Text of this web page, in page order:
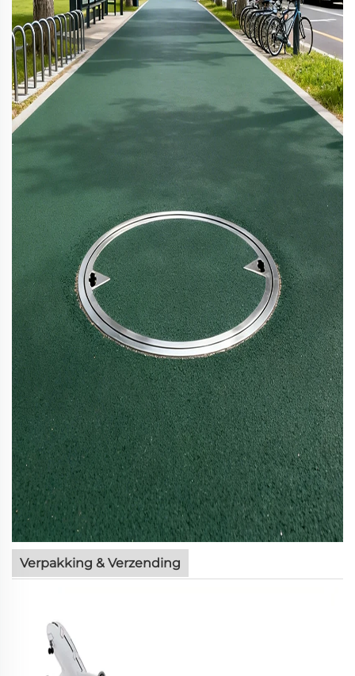
Verpakking & Verzending